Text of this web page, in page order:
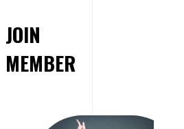
JOIN
MEMBER